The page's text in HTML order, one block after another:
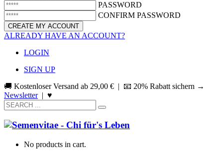
PASSWORD
CONFIRM PASSWORD
ALREADY HAVE AN ACCOUNT?
LOGIN
SIGN UP
🚚 Kostenloser Versand ab 29,00 € | 📧 20% Rabatt sichern →
Newsletter| ♥
No products in cart.